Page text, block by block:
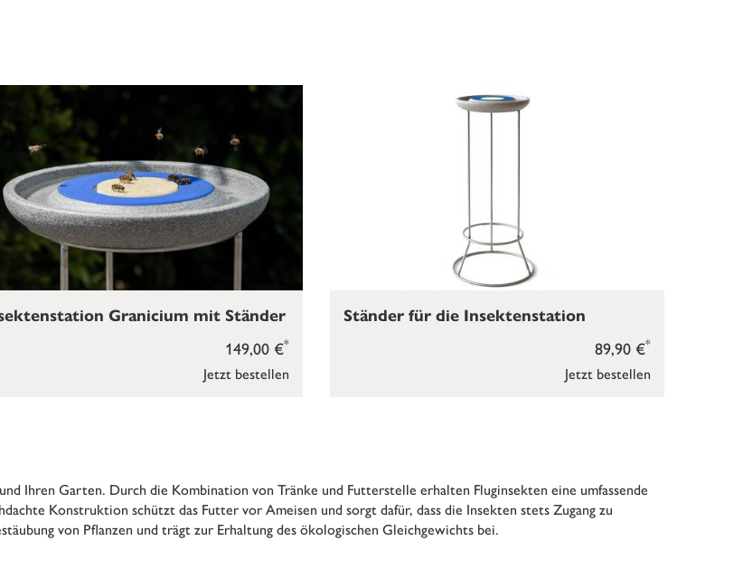
Jetzt bestellen
149,00 €*
Granicium mit Ständer
Jetzt bestellen
89,90 €*
Ständer für die Insektenstation
Ihren Garten. Durch die Kombination von Tränke und Futterstelle erhalten Fluginsekten eine umfassende
Konstruktion schützt das Futter vor Ameisen und sorgt dafür, dass die Insekten stets Zugang zu
von Pflanzen und trägt zur Erhaltung des ökologischen Gleichgewichts bei.